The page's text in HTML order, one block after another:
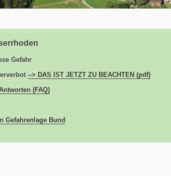
Gefahr
--> DAS IST JETZT ZU BEACHTEN (pdf)
(FAQ)
Gefahrenlage Bund